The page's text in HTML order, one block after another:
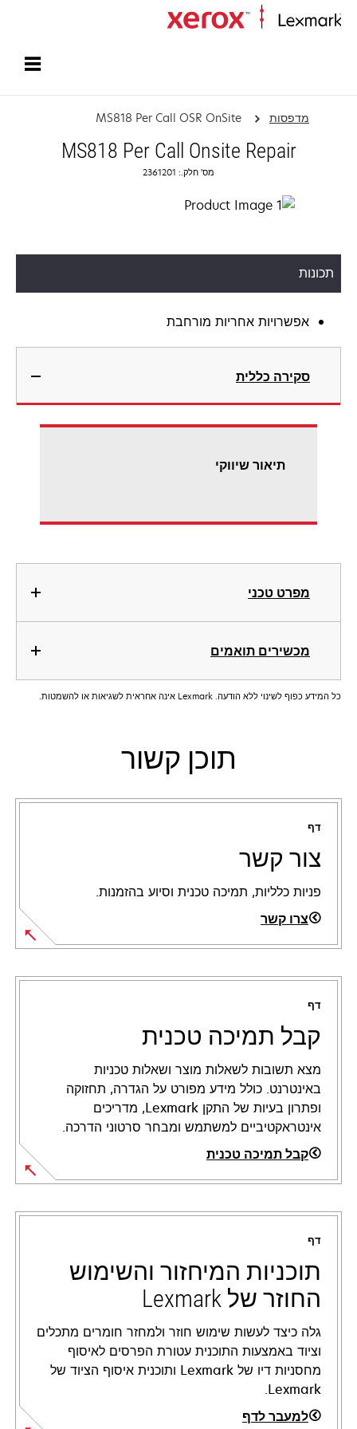
מדפסות MS818 Per Call OSR OnSite
MS818 Per Call Onsite Repair
מס' חלק.: 2361201
תכונות
אפשרויות אחריות מורחבת
סקירה כללית
מפרט טכני
מכשירים תואמים
תיאור שיווקי
כל המידע כפוף לשינוי ללא הודעה. Lexmark אינה אחראית לשגיאות או להשמטות.
תוכן קשור
דף
צור קשר
פניות כלליות, תמיכה טכנית וסיוע בהזמנות.
צרו קשר
דף
קבל תמיכה טכנית
מצא תשובות לשאלות מוצר ושאלות טכניות
באינטרנט. כולל מידע מפורט על הגדרה, תחזוקה
ופתרון בעיות של התקן Lexmark, מדריכים
אינטראקטיביים למשתמש ומבחר סרטוני הדרכה.
קבל תמיכה טכנית
opens
in
new
tab
דף
תוכניות המיחזור והשימוש
החוזר של Lexmark
גלה כיצד לעשות שימוש חוזר ולמחזר חומרים מתכלים
וציוד באמצעות התוכנית עטורת הפרסים לאיסוף
מחסניות דיו של Lexmark ותוכנית איסוף הציוד של
Lexmark.
למעבר לדף